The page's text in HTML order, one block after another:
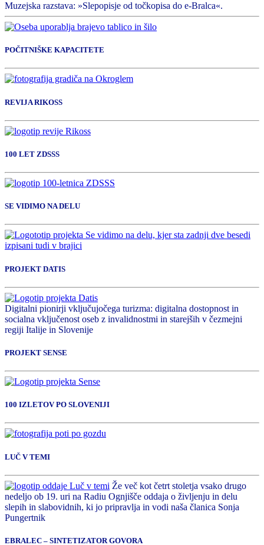
Muzejska razstava: »Slepopisje od točkopisa do e-Bralca«.
POČITNIŠKE KAPACITETE
REVIJA RIKOSS
100 LET ZDSSS
SE VIDIMO NA DELU
PROJEKT DATIS
Digitalni pionirji vključujočega turizma: digitalna dostopnost in
socialna vključenost oseb z invalidnostmi in starejših v čezmejni
regiji Italije in Slovenije
PROJEKT SENSE
100 IZLETOV PO SLOVENIJI
LUČ V TEMI
Že več kot četrt stoletja vsako drugo
nedeljo ob 19. uri na Radiu Ognjišče oddaja o življenju in delu
slepih in slabovidnih, ki jo pripravlja in vodi naša članica Sonja
Pungertnik
EBRALEC – SINTETIZATOR GOVORA